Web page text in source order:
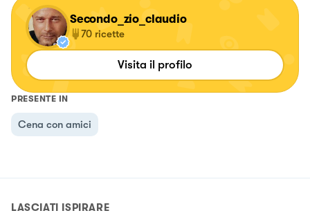
Secondo_zio_claudio
70 ricette
Visita il profilo
PRESENTE IN
Cena con amici
LASCIATI ISPIRARE